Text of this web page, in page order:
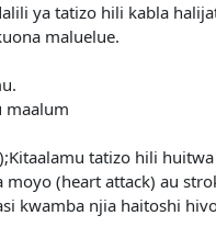
ya tatizo hili kabla
maluelue.
maalum
tatizo hili
(heart attack) au
kwamba njia haitoshi